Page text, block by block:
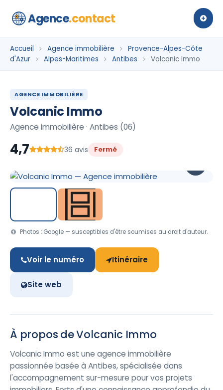
Agence.contact
Accueil Agence immobilière
Provence-Alpes-Côte
d'Azur
Alpes-Maritimes Antibes Volcanic Immo
AGENCE IMMOBILIÈRE
Volcanic Immo
Agence immobilière · Antibes (06)
4,7 36 avis Fermé
Photos : Google — susceptibles d'être soumises au droit d'auteur.
Voir le numéro Itinéraire
Site web
À propos de Volcanic Immo
Volcanic Immo est une agence immobilière
passionnée basée à Antibes, spécialisée dans
l'accompagnement sur-mesure pour vos projets